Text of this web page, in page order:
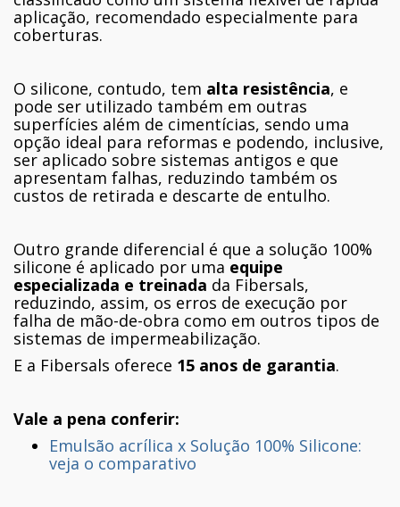
aplicação, recomendado especialmente para
coberturas.
O silicone, contudo, tem alta resistência, e
pode ser utilizado também em outras
superfícies além de cimentícias, sendo uma
opção ideal para reformas e podendo, inclusive,
ser aplicado sobre sistemas antigos e que
apresentam falhas, reduzindo também os
custos de retirada e descarte de entulho.
Outro grande diferencial é que a solução 100%
silicone é aplicado por uma equipe
especializada e treinada da Fibersals,
reduzindo, assim, os erros de execução por
falha de mão-de-obra como em outros tipos de
sistemas de impermeabilização.
E a Fibersals oferece 15 anos de garantia.
Vale a pena conferir:
Emulsão acrílica x Solução 100% Silicone:
veja o comparativo